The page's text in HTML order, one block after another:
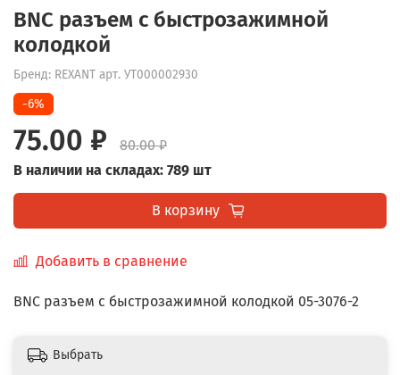
BNC разъем c быстрозажимной
колодкой
Бренд: REXANT арт. УТ000002930
-6%
75.00 ₽
80.00 ₽
В наличии на складах: 789 шт
В корзину
Добавить в сравнение
BNC разъем c быстрозажимной колодкой 05-3076-2
Выбрать